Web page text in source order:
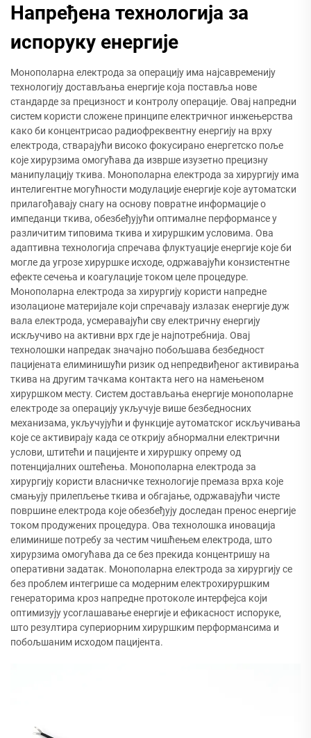
Напређена технологија за
испоруку енергије
Монополарна електрода за операцију има најсавременију
технологију достављања енергије која поставља нове
стандарде за прецизност и контролу операције. Овај напредни
систем користи сложене принципе електричног инжењерства
како би концентрисао радиофреквентну енергију на врху
електрода, стварајући високо фокусирано енергетско поље
које хирурзима омогућава да изврше изузетно прецизну
манипулацију ткива. Монополарна електрода за хирургију има
интелигентне могућности модулације енергије које аутоматски
прилагођавају снагу на основу повратне информације о
импеданци ткива, обезбеђујући оптималне перформансе у
различитим типовима ткива и хируршким условима. Ова
адаптивна технологија спречава флуктуације енергије које би
могле да угрозе хируршке исходе, одржавајући конзистентне
ефекте сечења и коагулације током целе процедуре.
Монополарна електрода за хирургију користи напредне
изолационе материјале који спречавају излазак енергије дуж
вала електрода, усмеравајући сву електричну енергију
искључиво на активни врх где је најпотребнија. Овај
технолошки напредак значајно побољшава безбедност
пацијената елиминишући ризик од непредвиђеног активирања
ткива на другим тачкама контакта него на намењеном
хируршком месту. Систем достављања енергије монополарне
електроде за операцију укључује више безбедносних
механизама, укључујући и функције аутоматског искључивања
које се активирају када се открију абнормални електрични
услови, штитећи и пацијенте и хируршку опрему од
потенцијалних оштећења. Монополарна електрода за
хирургију користи власничке технологије премаза врха које
смањују прилепљење ткива и обгајање, одржавајући чисте
површине електрода које обезбеђују доследан пренос енергије
током продужених процедура. Ова технолошка иновација
елиминише потребу за честим чишћењем електрода, што
хирурзима омогућава да се без прекида концентришу на
оперативни задатак. Монополарна електрода за хирургију се
без проблем интегрише са модерним електрохируршким
генераторима кроз напредне протоколе интерфејса који
оптимизују усоглашавање енергије и ефикасност испоруке,
што резултира супериорним хируршким перформансима и
побољшаним исходом пацијента.